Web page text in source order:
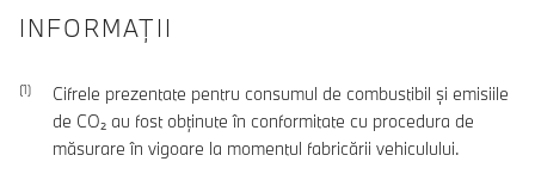
INFORMAŢII
Cifrele prezentate pentru consumul de combustibil şi emisiile
de CO₂ au fost obţinute în conformitate cu procedura de
măsurare în vigoare la momentul fabricării vehiculului.